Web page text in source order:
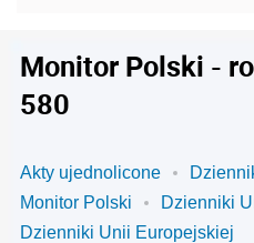
Monitor Polski -
580
Akty ujednolicone
Monitor Polski
Dzienniki
Dzienniki Unii Europejskiej